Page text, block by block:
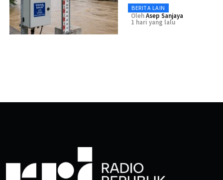
BERITA LAIN
OlehAsep Sanjaya
1 hari yang lalu